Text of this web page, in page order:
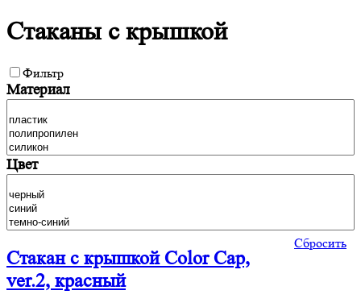
Стаканы с крышкой
Фильтр
Материал
Цвет
Сбросить
Стакан с крышкой Color Cap,
ver.2, красный